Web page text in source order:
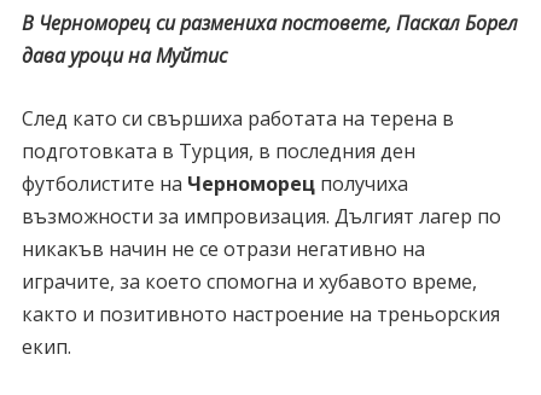
В Черноморец си размениха постовете, Паскал Борел
дава уроци на Муйтис
След като си свършиха работата на терена в
подготовката в Турция, в последния ден
футболистите на Черноморец получиха
възможности за импровизация. Дългият лагер по
никакъв начин не се отрази негативно на
играчите, за което спомогна и хубавото време,
както и позитивното настроение на треньорския
екип.